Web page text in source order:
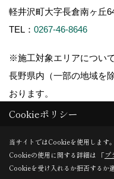
軽井沢町大字長倉南ヶ丘
TEL： 0267-46-8646
※施工対象エリアについて
長野県内（一部の地域を
おります。
Copyright (c)
Cookieポリシー
当サイトではCookieを使用します。
Cookieの使用に関する詳細は 「プ
Cookieを受け入れるか拒否するか